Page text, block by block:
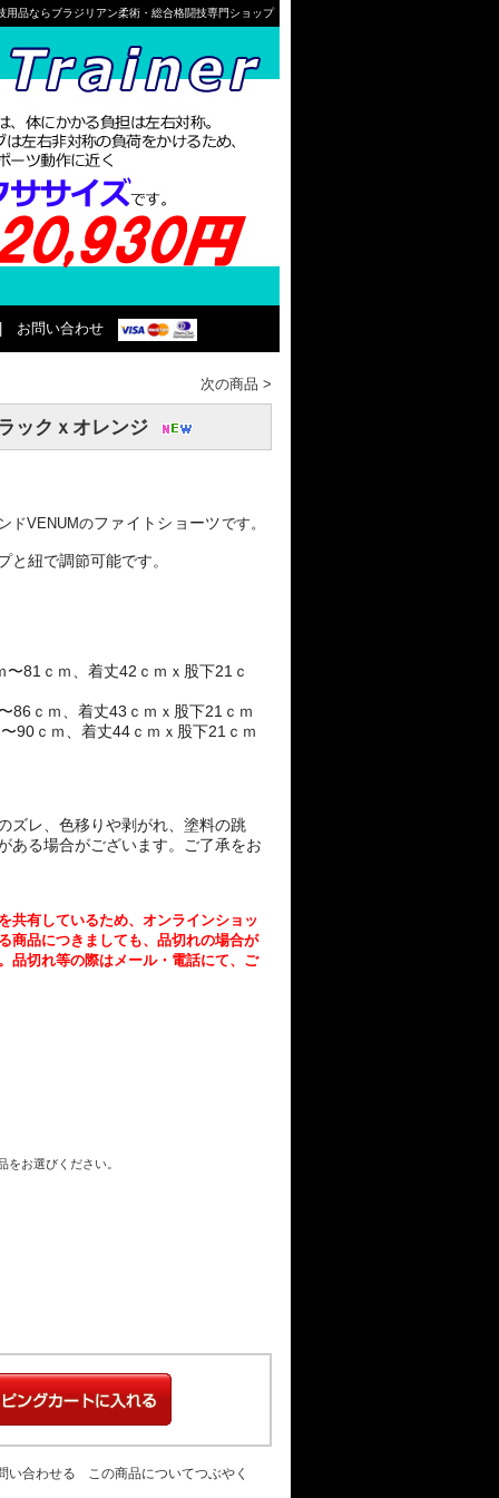
用品ならブラジリアン柔術・総合格闘技専門ショップ
お問い合わせ
次の商品 >
ックｘオレンジ
ドVENUMのファイトショーツです。
と紐で調節可能です。
〜81 ｃｍ、着丈42 ｃｍｘ股下21 ｃ
86 ｃｍ、着丈43 ｃｍｘ股下21 ｃｍ
90 ｃｍ、着丈44 ｃｍｘ股下21 ｃｍ
ズレ、色移りや剥がれ、塗料の跳
ある場合がございます。 ご了承をお
共有しているため、 オンラインショッ
商品につきましても、 品切れの場合が
品切れ等の際はメール・電話にて、ご
お選びください。
い合わせる この商品についてつぶやく